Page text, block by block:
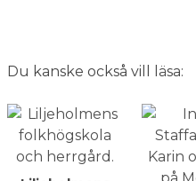
Du kanske också vill läsa: